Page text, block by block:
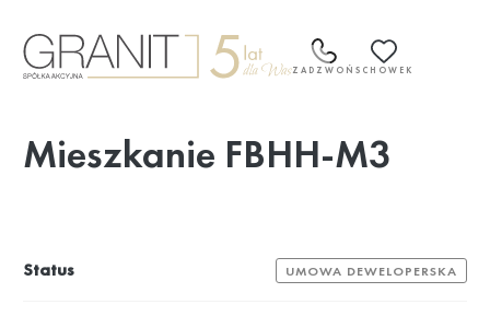
do
treści
ZADZWOŃ SCHOWEK
Mieszkanie FBHH-M3
Status UMOWA DEWELOPERSKA